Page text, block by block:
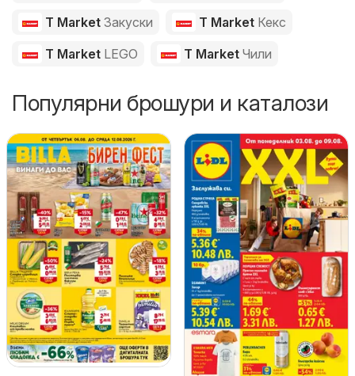
T Market Закуски T Market Кекс
T Market LEGO T Market Чили
Популярни брошури и каталози